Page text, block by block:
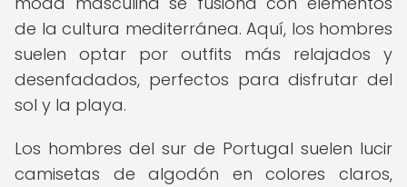
de la cultura mediterránea. Aquí, los hombres
suelen optar por outfits más relajados y
desenfadados, perfectos para disfrutar del
sol y la playa.
Los hombres del sur de Portugal suelen lucir
camisetas de algodón en colores claros,